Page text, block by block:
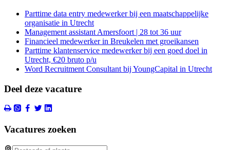
Parttime data entry medewerker bij een maatschappelijke
organisatie in Utrecht
Management assistant Amersfoort | 28 tot 36 uur
Financieel medewerker in Breukelen met groeikansen
Parttime klantenservice medewerker bij een goed doel in
Utrecht, €20 bruto p/u
Word Recruitment Consultant bij YoungCapital in Utrecht
Deel deze vacature
Vacatures zoeken